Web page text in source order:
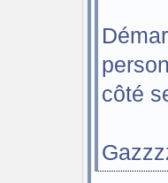
côté